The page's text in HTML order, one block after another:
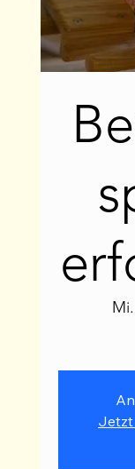
Jetzt